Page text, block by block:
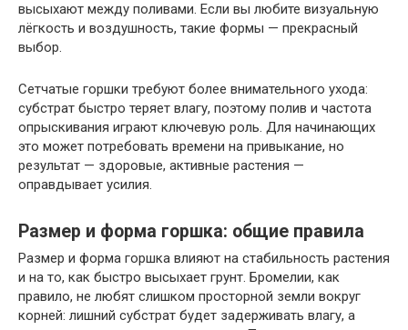
высыхают между поливами. Если вы любите визуальную
лёгкость и воздушность, такие формы — прекрасный
выбор.
Сетчатые горшки требуют более внимательного ухода:
субстрат быстро теряет влагу, поэтому полив и частота
опрыскивания играют ключевую роль. Для начинающих
это может потребовать времени на привыкание, но
результат — здоровые, активные растения —
оправдывает усилия.
Размер и форма горшка: общие правила
Размер и форма горшка влияют на стабильность растения
и на то, как быстро высыхает грунт. Бромелии, как
правило, не любят слишком просторной земли вокруг
корней: лишний субстрат будет задерживать влагу, а